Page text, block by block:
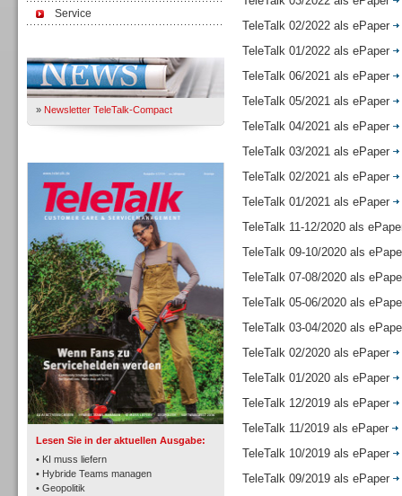
Service
» Newsletter TeleTalk-Compact
Lesen Sie in der aktuellen Ausgabe:
• KI muss liefern
• Hybride Teams managen
• Geopolitik
TK- und ACD-Systeme
TeleTalk 02/2022 als ePaper
TeleTalk 01/2022 als ePaper
TeleTalk 06/2021 als ePaper
TeleTalk 05/2021 als ePaper
TeleTalk 04/2021 als ePaper
TeleTalk 03/2021 als ePaper
TeleTalk 02/2021 als ePaper
TeleTalk 01/2021 als ePaper
TeleTalk 11-12/2020 als
TeleTalk 09-10/2020 als
TeleTalk 07-08/2020 als
TeleTalk 05-06/2020 als
TeleTalk 03-04/2020 als
TeleTalk 02/2020 als ePaper
TeleTalk 01/2020 als ePaper
TeleTalk 12/2019 als ePaper
TeleTalk 11/2019 als ePaper
TeleTalk 10/2019 als ePaper
TeleTalk 09/2019 als ePaper